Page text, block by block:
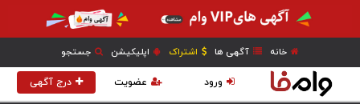
خانه آگهی ها اشتراک اپلیکیشن جستجو
درج آگهی عضویت ورود